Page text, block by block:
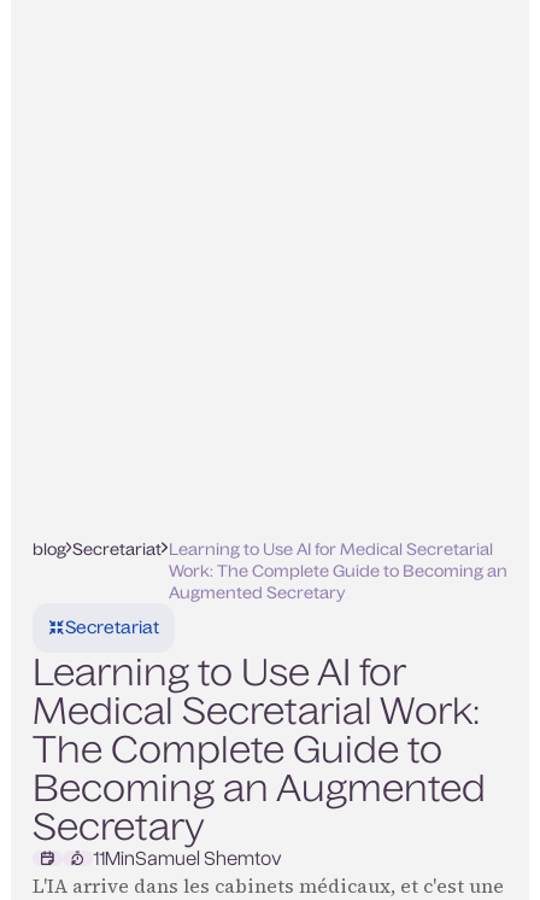
blog Secretariat Learning to Use AI for Medical Secretarial
Work: The Complete Guide to Becoming an
Augmented Secretary
Secretariat
Learning to Use AI for
Medical Secretarial Work:
The Complete Guide to
Becoming an Augmented
Secretary
11MinSamuel Shemtov
L'IA arrive dans les cabinets médicaux, et c'est une